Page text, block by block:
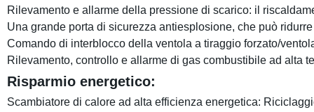
Rilevamento e allarme della pressione di scarico: il
Una grande porta di sicurezza antiesplosione, che può
Comando di interblocco della ventola a tiraggio forzato/
Rilevamento, controllo e allarme di gas combustibile ad alta
Risparmio energetico:
Scambiatore di calore ad alta efficienza energetica: